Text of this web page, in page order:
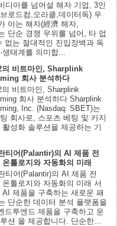
디아를 넘어설 해자 기업, 3인
로드컴,오라클,데이터독) 우
아는 해자(經濟 해자,
단순 경쟁 우위를 넘어, 타 업
없는 절대적인 진입장벽과 독
생태계를 의미합...
의 비트마인, Sharplink
회사 분석하다
의 비트마인, Sharplink
회사 분석하다 Sharplink
Inc. (Nasdaq: SBET)는
회사로, 스포츠 베팅 및 카지
성화 솔루션을 제공하는 기
티어(Palantir)의 AI 제품 전
온톨로지와 자동화의 미래
티어(Palantir)의 AI 제품 전
온톨로지와 자동화의 미래 서
AI 제품을 구축하는 새로운 패
단순한 데이터 분석 플랫폼을
드투엔드 제품을 구축하고 운
션 을 제공합니다. 단순한...